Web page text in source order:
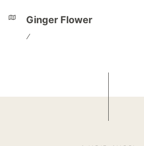
Ginger Flower
/